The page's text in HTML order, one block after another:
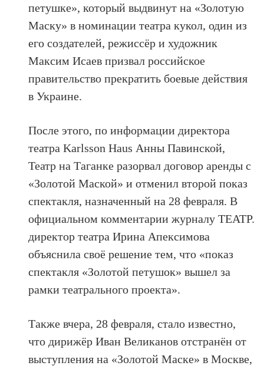
петушке», который выдвинут на «Золотую
Маску» в номинации театра кукол, один из
его создателей, режиссёр и художник
Максим Исаев призвал российское
правительство прекратить боевые действия
в Украине.
После этого, по информации директора
театра Karlsson Haus Анны Павинской,
Театр на Таганке разорвал договор аренды с
«Золотой Маской» и отменил второй показ
спектакля, назначенный на 28 февраля. В
официальном комментарии журналу ТЕАТР.
директор театра Ирина Апексимова
объяснила своё решение тем, что «показ
спектакля «Золотой петушок» вышел за
рамки театрального проекта».
Также вчера, 28 февраля, стало известно,
что дирижёр Иван Великанов отстранён от
выступления на «Золотой Маске» в Москве,